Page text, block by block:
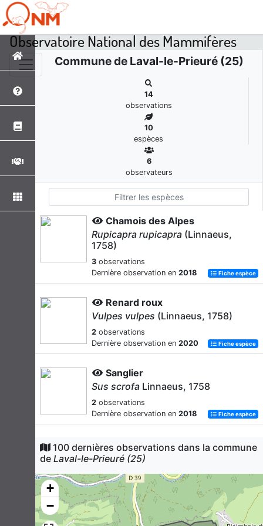
Observatoire National des Mammifères
Commune de Laval-le-Prieuré (25)
14
observations
10
espèces
6
observateurs
Chamois des Alpes
Rupicapra rupicapra (Linnaeus,
1758)
3 observations
Dernière observation en 2018 Fiche espèce
Renard roux
Vulpes vulpes (Linnaeus, 1758)
2 observations
Dernière observation en 2020 Fiche espèce
Sanglier
Sus scrofa Linnaeus, 1758
2 observations
Dernière observation en 2018 Fiche espèce
Martre des pins
Martes martes
1observation
Dernière observation en 2018 Fiche espèce
Chevreuil européen
100 dernières observations dans la commune
de Laval-le-Prieuré (25)
+
−